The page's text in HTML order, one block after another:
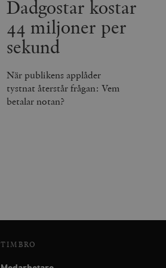
Dadgostar kostar
44 miljoner per
sekund
När publikens applåder
tystnat återstår frågan: Vem
betalar notan?
TIMBRO
.timbro.se
30